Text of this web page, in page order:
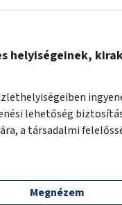
helyiségeinek,
lehetőség
a társadalmi
– bérleti és közüzemi
Megnézem